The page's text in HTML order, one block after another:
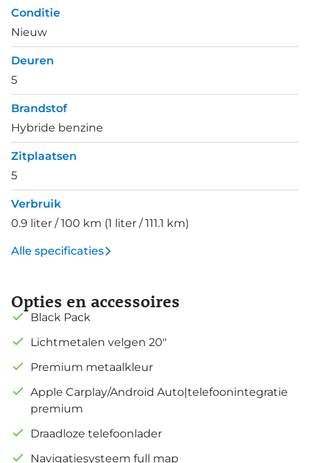
Conditie
Nieuw
Deuren
5
Brandstof
Hybride benzine
Zitplaatsen
5
Verbruik
0.9 liter / 100 km (1 liter / 111.1 km)
Alle specificaties
Opties en accessoires
Black Pack
Lichtmetalen velgen 20"
Premium metaalkleur
Apple Carplay/Android Auto|telefoonintegratie
premium
Draadloze telefoonlader
Navigatiesysteem full map